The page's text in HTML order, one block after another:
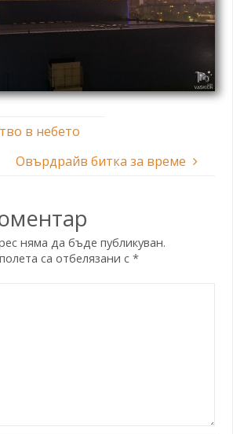
в небето
Овърдрайв битка за време
няма да бъде публикуван.
са отбелязани с*